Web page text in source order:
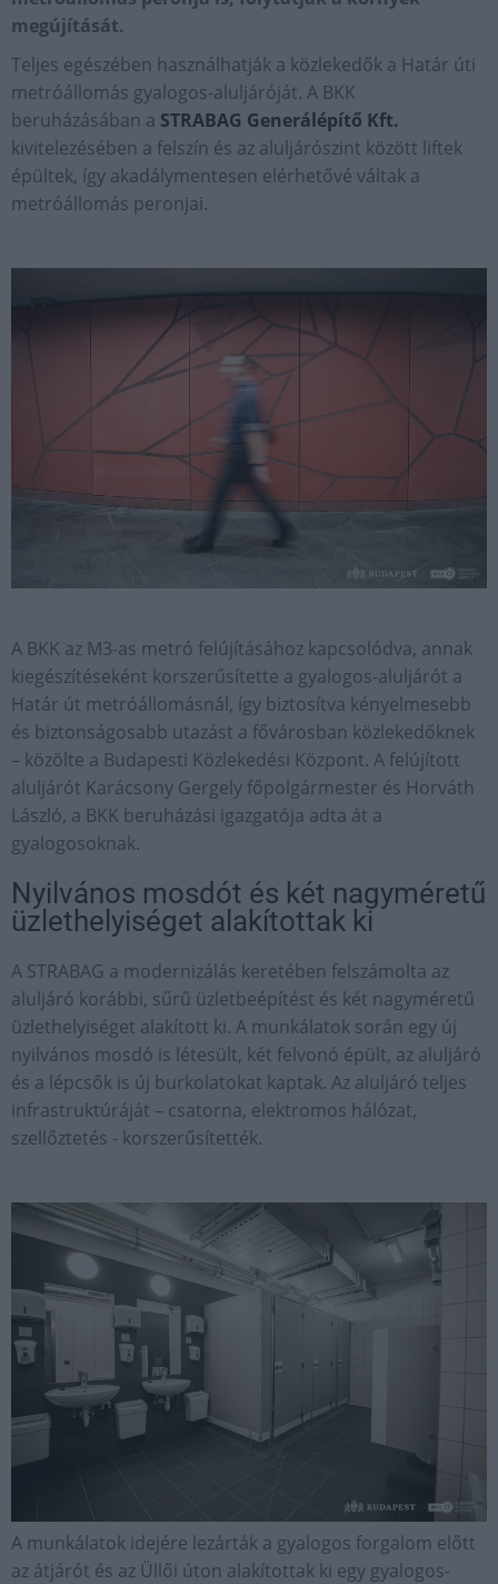
megújítását.
Teljes egészében használhatják a közlekedők a Határ úti
metróállomás gyalogos-aluljáróját. A BKK
beruházásában a STRABAG Generálépítő Kft.
kivitelezésében a felszín és az aluljárószint között liftek
épültek, így akadálymentesen elérhetővé váltak a
metróállomás peronjai.
A BKK az M3-as metró felújításához kapcsolódva, annak
kiegészítéseként korszerűsítette a gyalogos-aluljárót a
Határ út metróállomásnál, így biztosítva kényelmesebb
és biztonságosabb utazást a fővárosban közlekedőknek
– közölte a Budapesti Közlekedési Központ. A felújított
aluljárót Karácsony Gergely főpolgármester és Horváth
László, a BKK beruházási igazgatója adta át a
gyalogosoknak.
Nyilvános mosdót és két nagyméretű
üzlethelyiséget alakítottak ki
A STRABAG a modernizálás keretében felszámolta az
aluljáró korábbi, sűrű üzletbeépítést és két nagyméretű
üzlethelyiséget alakított ki. A munkálatok során egy új
nyilvános mosdó is létesült, két felvonó épült, az aluljáró
és a lépcsők is új burkolatokat kaptak. Az aluljáró teljes
infrastruktúráját – csatorna, elektromos hálózat,
szellőztetés - korszerűsítették.
A munkálatok idejére lezárták a gyalogos forgalom előtt
az átjárót és az Üllői úton alakítottak ki egy gyalogos-